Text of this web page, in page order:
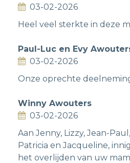
03-02-2026
Heel veel sterkte in deze
Paul-Luc en Evy
03-02-2026
Onze oprechte
Winny Awouters
03-02-2026
Aan Jenny, Lizzy, Jean-
Patricia en Jacqueline,
het overlijden van uw